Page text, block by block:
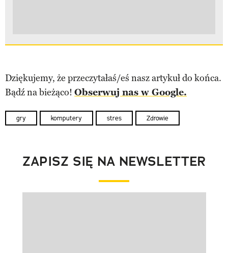
Dziękujemy, że przeczytałaś/eś nasz artykuł do końca.
Bądź na bieżąco! Obserwuj nas w Google.
gry komputery stres Zdrowie
ZAPISZ SIĘ NA NEWSLETTER